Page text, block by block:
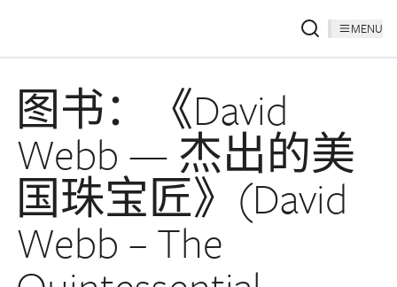
MENU
图书：《David
Webb — 杰出的美
国珠宝匠》(David
Webb – The